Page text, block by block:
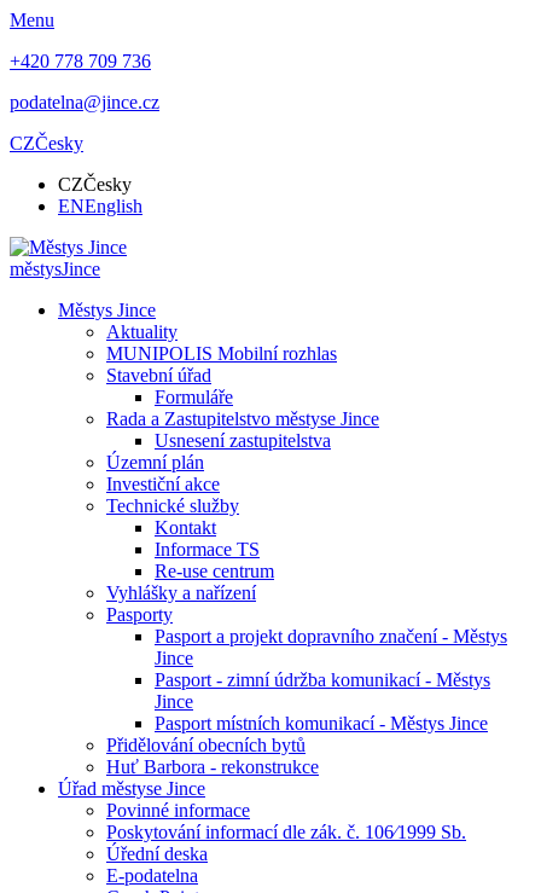
Menu
+420 778 709 736
podatelna@jince.cz
CZČesky
CZČesky
ENEnglish
městysJince
Městys Jince
Aktuality
MUNIPOLIS Mobilní rozhlas
Stavební úřad
Formuláře
Rada a Zastupitelstvo městyse Jince
Usnesení zastupitelstva
Územní plán
Investiční akce
Technické služby
Kontakt
Informace TS
Re-use centrum
Vyhlášky a nařízení
Pasporty
Pasport a projekt dopravního značení - Městys
Jince
Pasport - zimní údržba komunikací - Městys
Jince
Pasport místních komunikací - Městys Jince
Přidělování obecních bytů
Huť Barbora - rekonstrukce
Úřad městyse Jince
Povinné informace
Poskytování informací dle zák. č. 106⁄1999 Sb.
Úřední deska
E-podatelna